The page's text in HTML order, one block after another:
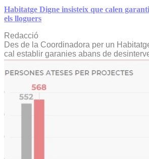
Habitatge Digne insisteix que calen
els lloguers
Redacció
Des de la Coordinadora per un
cal establir garanies abans de